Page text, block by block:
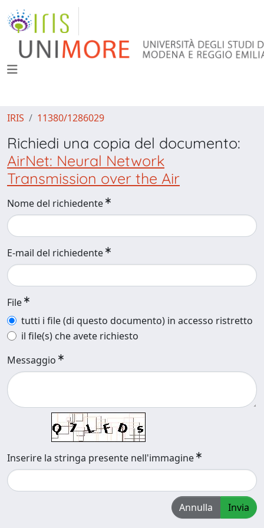
IRIS 11380/1286029
Richiedi una copia del documento:
AirNet: Neural Network
Transmission over the Air
Nome del richiedente
E-mail del richiedente
File
tutti i file (di questo documento) in accesso ristretto
il file(s) che avete richiesto
Messaggio
Inserire la stringa presente nell'immagine
Annulla Invia